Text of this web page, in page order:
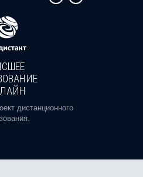
дистанционного